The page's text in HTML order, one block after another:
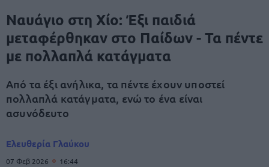
Ναυάγιο στη Χίο: Έξι παιδιά
μεταφέρθηκαν στο Παίδων - Τα πέντε
με πολλαπλά κατάγματα
Από τα έξι ανήλικα, τα πέντε έχουν υποστεί
πολλαπλά κατάγματα, ενώ το ένα είναι
ασυνόδευτο
Ελευθερία Γλαύκου
07 Φεβ 2026 16:44